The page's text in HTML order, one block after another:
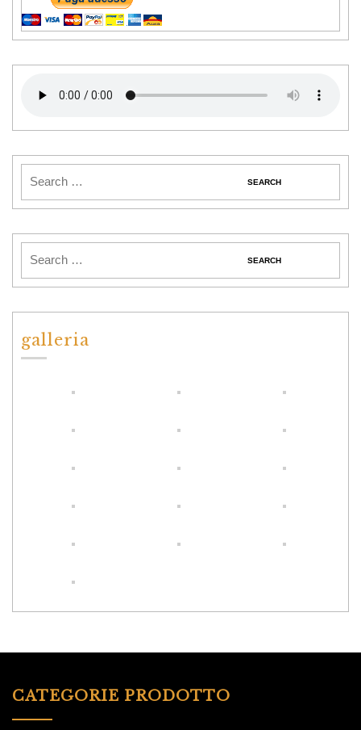
galleria
CATEGORIE PRODOTTO